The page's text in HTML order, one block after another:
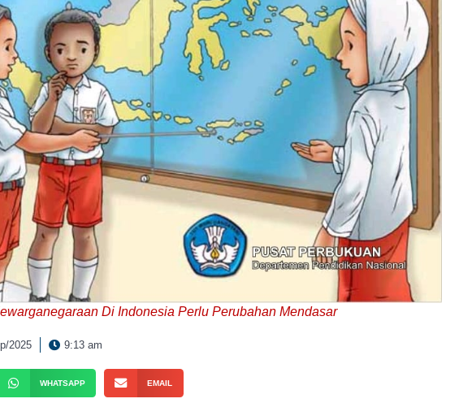
Di Indonesia Perlu Perubahan Mendasar
2025 9:13 am
WHATSAPP EMAIL